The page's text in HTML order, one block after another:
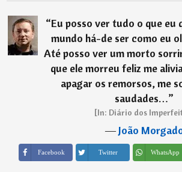
“Eu posso ver tudo o que eu
mundo há-de ser como eu
Até posso ver um morto
que ele morreu feliz me
apagar os remorsos, me
saudades…”
[In: Diário dos
―João
Facebook Twitter WhatsApp